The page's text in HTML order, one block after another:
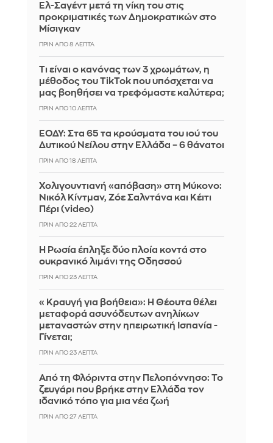
Ελ-Σαγέντ μετά τη νίκη του στις
προκριματικές των Δημοκρατικών στο
Μίσιγκαν
ΠΡΙΝ ΑΠΌ 8 ΛΕΠΤΆ
Τι είναι ο κανόνας των 3 χρωμάτων, η
μέθοδος του TikTok που υπόσχεται να
μας βοηθήσει να τρεφόμαστε καλύτερα;
ΠΡΙΝ ΑΠΌ 10 ΛΕΠΤΆ
ΕΟΔΥ: Στα 65 τα κρούσματα του ιού του
Δυτικού Νείλου στην Ελλάδα – 6 θάνατοι
ΠΡΙΝ ΑΠΌ 18 ΛΕΠΤΆ
Χολιγουντιανή «απόβαση» στη Μύκονο:
Νικόλ Κίντμαν, Ζόε Σαλντάνα και Κέιτι
Πέρι (video)
ΠΡΙΝ ΑΠΌ 22 ΛΕΠΤΆ
Η Ρωσία έπληξε δύο πλοία κοντά στο
ουκρανικό λιμάνι της Οδησσού
ΠΡΙΝ ΑΠΌ 23 ΛΕΠΤΆ
«Κραυγή για βοήθεια»: Η Θέουτα θέλει
μεταφορά ασυνόδευτων ανηλίκων
μεταναστών στην ηπειρωτική Ισπανία -
Γίνεται;
ΠΡΙΝ ΑΠΌ 23 ΛΕΠΤΆ
Από τη Φλόριντα στην Πελοπόννησο: Το
ζευγάρι που βρήκε στην Ελλάδα τον
ιδανικό τόπο για μια νέα ζωή
ΠΡΙΝ ΑΠΌ 27 ΛΕΠΤΆ